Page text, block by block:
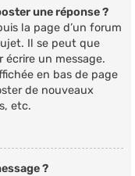
une réponse ?
la page d’un forum
Il se peut que
écrire un message.
en bas de page
de nouveaux
etc.
?